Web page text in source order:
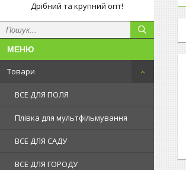
Дрібний та крупний опт!
Товари
ВСЕ ДЛЯ ПОЛЯ
Плівка для мультфільмування
ВСЕ ДЛЯ САДУ
ВСЕ ДЛЯ ГОРОДУ